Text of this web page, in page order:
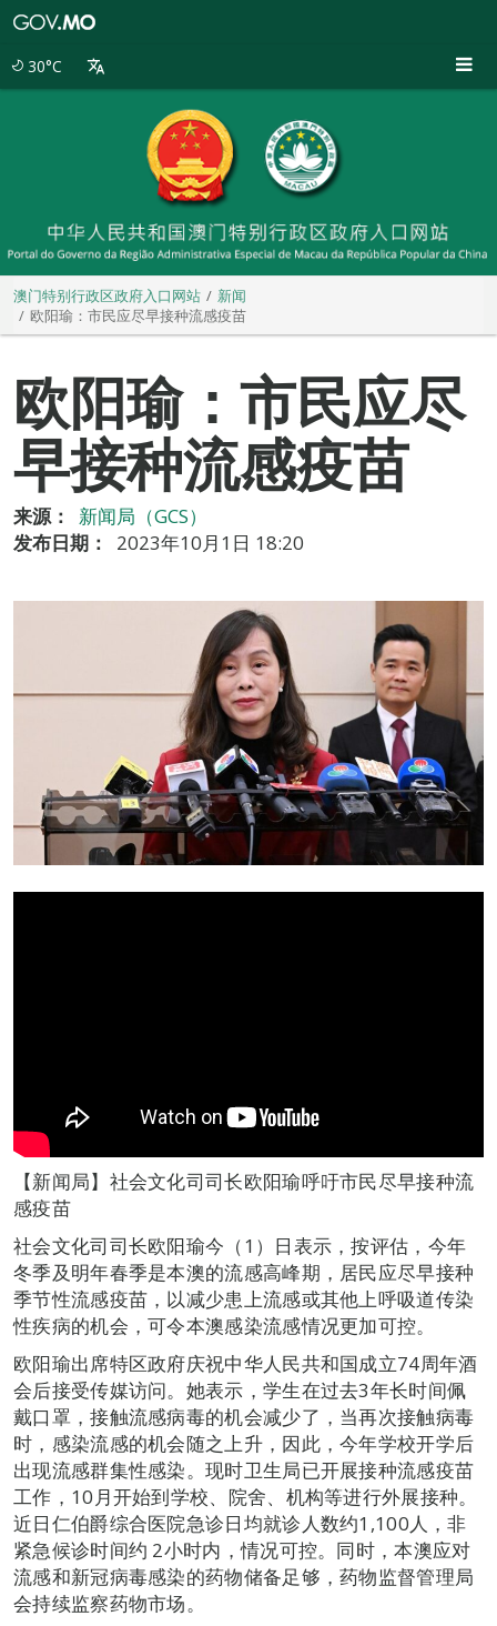
30°C
澳门特别行政区政府入口网站
新闻
欧阳瑜：市民应尽早接种流感疫苗
欧阳瑜：市民应尽
早接种流感疫苗
来源：
新闻局（GCS）
发布日期：
2023年10月1日 18:20
【新闻局】社会文化司司长欧阳瑜呼吁市民尽早接种流
感疫苗
社会文化司司长欧阳瑜今（1）日表示，按评估，今年
冬季及明年春季是本澳的流感高峰期，居民应尽早接种
季节性流感疫苗，以减少患上流感或其他上呼吸道传染
性疾病的机会，可令本澳感染流感情况更加可控。
欧阳瑜出席特区政府庆祝中华人民共和国成立74周年酒
会后接受传媒访问。她表示，学生在过去3年长时间佩
戴口罩，接触流感病毒的机会减少了，当再次接触病毒
时，感染流感的机会随之上升，因此，今年学校开学后
出现流感群集性感染。现时卫生局已开展接种流感疫苗
工作，10月开始到学校、院舍、机构等进行外展接种。
近日仁伯爵综合医院急诊日均就诊人数约1,100人，非
紧急候诊时间约 2小时内，情况可控。同时，本澳应对
流感和新冠病毒感染的药物储备足够，药物监督管理局
会持续监察药物市场。